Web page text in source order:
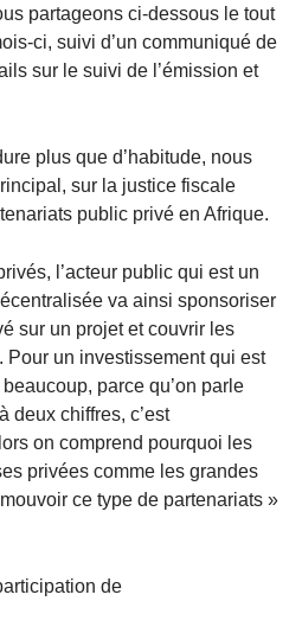
partageons ci-dessous le tout
ci, suivi d’un communiqué de
sur le suivi de l’émission et
plus que d’habitude, nous
sur la justice fiscale
public privé en Afrique.
l’acteur public qui est un
va ainsi sponsoriser
sur un projet et couvrir les
Pour un investissement qui est
parce qu’on parle
deux chiffres, c’est
on comprend pourquoi les
privées comme les grandes
ce type de partenariats »
de